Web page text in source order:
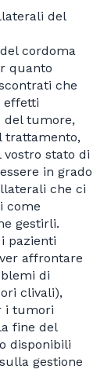
del
cordoma
quanto
che
effetti
del tumore,
trattamento,
stato di
in grado
che ci
come
gestirli.
pazienti
affrontare
di
clivali),
i tumori
fine del
disponibili
gestione